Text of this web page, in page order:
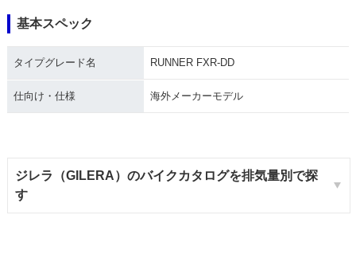
基本スペック
タイプグレード名 RUNNER FXR-DD
仕向け・仕様 海外メーカーモデル
ジレラ（GILERA）のバイクカタログを排気量別で探
す